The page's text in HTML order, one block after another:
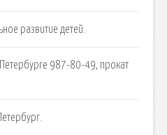
развитие детей.
987-80-49, прокат